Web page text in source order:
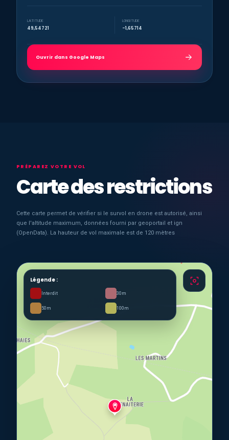
LATITUDE
49,54721
LONGITUDE
-1,65714
Ouvrir dans Google Maps
PRÉPAREZ VOTRE VOL
Carte des restrictions
Cette carte permet de vérifier si le survol en drone est autorisé, ainsi
que l'altitude maximum, données fourni par geoportail et ign
(OpenData). La hauteur de vol maximale est de 120 mètres
Légende :
Interdit 30m
50m 100m